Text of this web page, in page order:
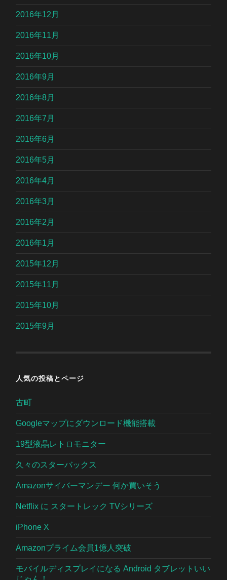
2016年12月
2016年11月
2016年10月
2016年9月
2016年8月
2016年7月
2016年6月
2016年5月
2016年4月
2016年3月
2016年2月
2016年1月
2015年12月
2015年11月
2015年10月
2015年9月
人気の投稿とページ
古町
Googleマップにダウンロード機能搭載
19型液晶レトロモニター
久々のスターバックス
Amazonサイバーマンデー 何か買いそう
Netflix に スタートレック TVシリーズ
iPhone X
Amazonプライム会員1億人突破
モバイルディスプレイになる Android タブレットいい